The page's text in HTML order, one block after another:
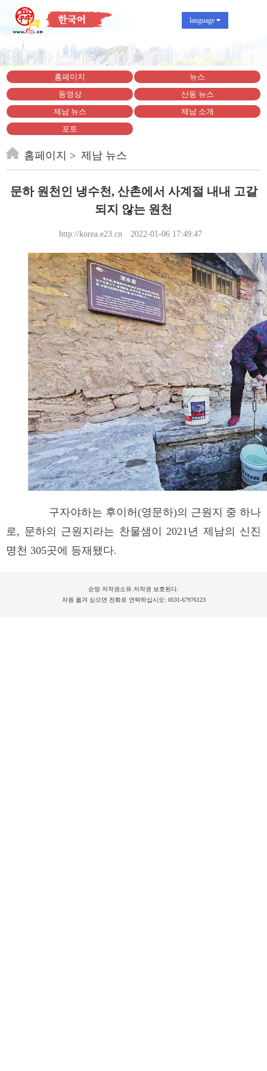
language
홈페이지
뉴스
동영상
산동 뉴스
제남 뉴스
제남 소개
포토
홈페이지 제남 뉴스
문하 원천인 냉수천, 산촌에서 사계절 내내 고갈
되지 않는 원천
http://korea.e23.cn 2022-01-06 17:49:47
구자야하는 후이허(영문하)의 근원지 중 하나
로, 문하의 근원지라는 찬물샘이 2021년 제남의 신진
명천 305곳에 등재됐다.
순망 저작권소유.저작권 보호된다.
자원 옮겨 싣으면 전화로 연락하십시오: 0531-67976123